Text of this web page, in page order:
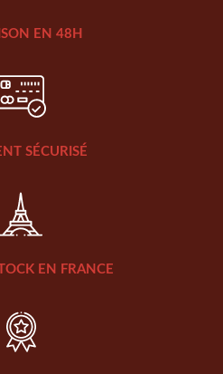
EN 48H
SÉCURISÉ
EN FRANCE